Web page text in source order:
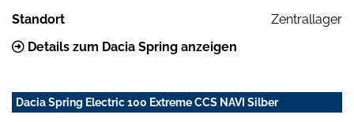
Standort
Zentrallager
Details zum Dacia Spring anzeigen
Dacia Spring Electric 100 Extreme CCS NAVI Silber